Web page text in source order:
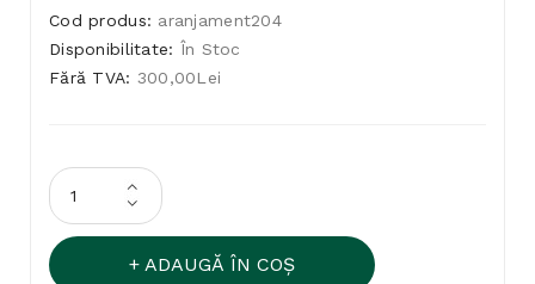
Cod produs: aranjament204
Disponibilitate: În Stoc
Fără TVA: 300,00Lei
ADAUGĂ ÎN COŞ